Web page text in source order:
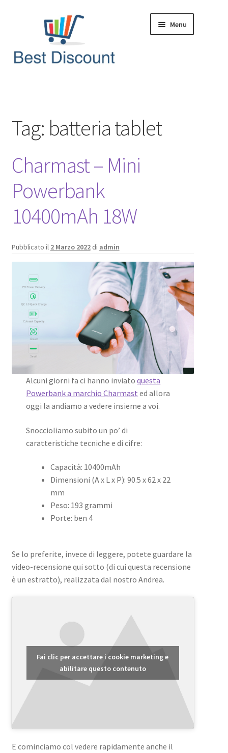
navigazione
Menu
Offerte in Tempo Reale
Articoli & News
Tag: batteria tablet
Charmast – Mini
Powerbank
10400mAh 18W
Pubblicato il 2 Marzo 2022 di admin
Alcuni giorni fa ci hanno inviatoquesta
Powerbank a marchio Charmast ed allora
oggi la andiamo a vedere insieme a voi.
Snoccioliamo subito un po’ di
caratteristiche tecniche e di cifre:
Capacità: 10400mAh
Dimensioni (A x L x P): 90.5 x 62 x 22
mm
Peso: 193 grammi
Porte: ben 4
Se lo preferite, invece di leggere, potete guardare la
video-recensione qui sotto (di cui questa recensione
è un estratto), realizzata dal nostro Andrea.
Fai clic per accettare i cookie marketing e
abilitare questo contenuto
E cominciamo col vedere rapidamente anche il